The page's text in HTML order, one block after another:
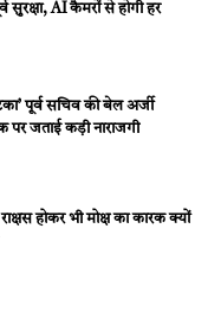
AI कैमरों से होगी हर
पूर्व सचिव की बेल अर्जी
पर जताई कड़ी नाराजगी
होकर भी मोक्ष का कारक क्यों